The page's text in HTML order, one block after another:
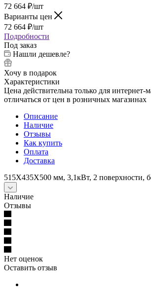
72 664 ₽/шт
Варианты цен
72 664 ₽/шт
Подробности
Под заказ
Нашли дешевле?
Хочу в подарок
Характеристики
Цена действительна только для интернет-
отличаться от цен в розничных магазинах
Описание
Наличие
Отзывы
Как купить
Оплата
Доставка
515X435X500 мм, 3,1кВт, 2 поверхности,
Наличие
Отзывы
Нет оценок
Оставить отзыв